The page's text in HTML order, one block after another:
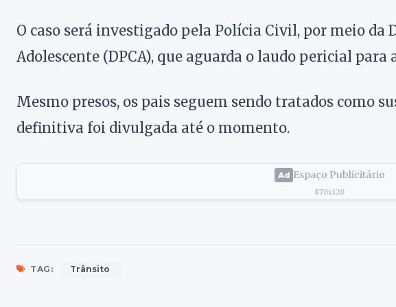
O caso será investigado pela Polícia Civil, por meio da
Adolescente (DPCA), que aguarda o laudo pericial
Mesmo presos, os pais seguem sendo tratados como
definitiva foi divulgada até o momento.
Espaço Publicitário
870x120
TAG: Trânsito